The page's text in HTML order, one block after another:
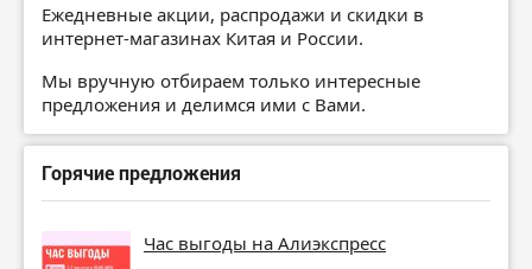
Ежедневные акции, распродажи и скидки в
интернет-магазинах Китая и России.
Мы вручную отбираем только интересные
предложения и делимся ими с Вами.
Горячие предложения
Час выгоды на Алиэкспресс